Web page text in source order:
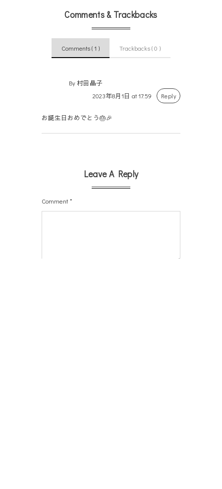
Comments & Trackbacks
Comments ( 1 ) Trackbacks ( 0 )
By 村田晶子
2023年8月1日 at 17:59
Reply
お誕生日おめでとう🎂🎉
Leave A Reply
Comment*